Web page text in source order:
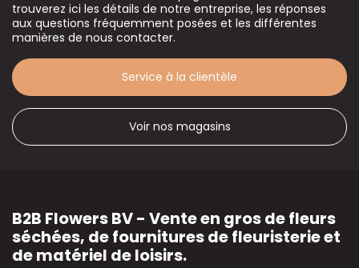
trouverez ici les détails de notre entreprise, les réponses
aux questions fréquemment posées et les différentes
manières de nous contacter.
Service à la clientèle
Voir nos magasins
B2B Flowers BV - Vente en gros de fleurs
séchées, de fournitures de fleuristerie et
de matériel de loisirs.